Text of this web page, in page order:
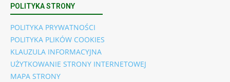
POLITYKA STRONY
POLITYKA PRYWATNOŚCI
POLITYKA PLIKÓW COOKIES
KLAUZULA INFORMACYJNA
UŻYTKOWANIE STRONY INTERNETOWEJ
MAPA STRONY